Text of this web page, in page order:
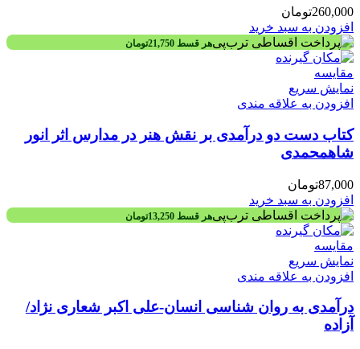
260,000تومان
افزودن به سبد خرید
هر قسط 21,750تومان
مقايسه
نمایش سریع
افزودن به علاقه مندی
کتاب دست دو درآمدی بر نقش هنر در مدارس اثر انور
شاهمحمدی
87,000تومان
افزودن به سبد خرید
هر قسط 13,250تومان
مقايسه
نمایش سریع
افزودن به علاقه مندی
درآمدی به روان شناسی انسان-علی اکبر شعاری نژاد/
آزاده